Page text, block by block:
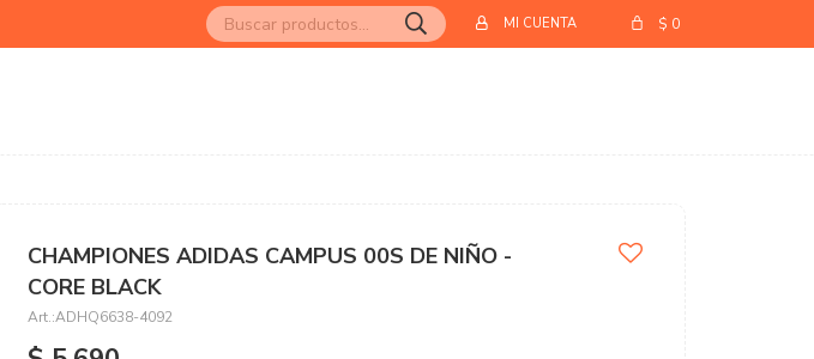
$ 0
CHAMPIONES ADIDAS CAMPUS 00S DE NIÑO -
CORE BLACK
ADHQ6638-4092